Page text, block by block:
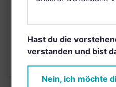
1 2 3 4
Hast du die
verstanden und bist
Nein, ich möchte